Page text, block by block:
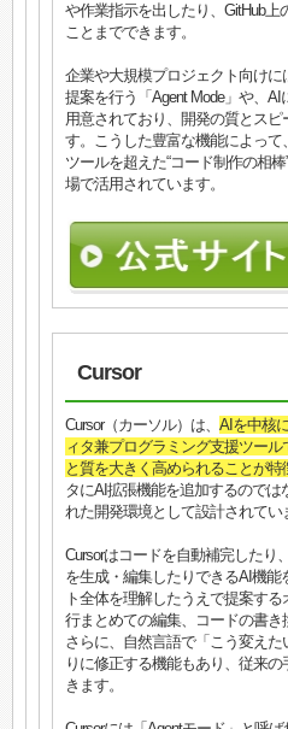
や作業指示を出したり、GitHub
ことまでできます。
企業や大規模プロジェクト向け
提案を行う「Agent Mode」や、
用意されており、開発の質とス
す。こうした豊富な機能によって
ツールを超えた“コード制作の相
場で活用されています。
Cursor
Cursor（カーソル）は、 AIを中核
ィタ兼プログラミング支援ツー
と質を大きく高められることが特
タにAI拡張機能を追加するのでは
れた開発環境として設計されてい
Cursorはコードを自動補完したり
を生成・編集したりできるAI機能
ト全体を理解したうえで提案す
行まとめての編集、コードの書き
さらに、自然言語で「こう変え
りに修正する機能もあり、従来
きます。